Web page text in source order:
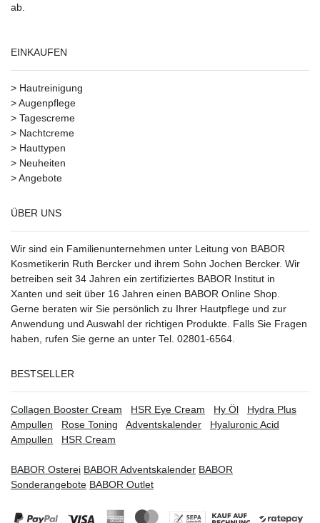
ab.
EINKAUFEN
> Hautreinigung
>Augenpflege
> Tagescreme
> Nachtcreme
> Hauttypen
> Neuheiten
>Angebote
ÜBER UNS
Wir sind ein Familienunternehmen unter Leitung von BABOR
Kosmetikerin Ruth Bercker und ihrem Sohn Jochen Bercker. Wir
betreiben seit 34 Jahren ein zertifiziertes BABOR Institut in
Xanten und seit über 16 Jahren einen BABOR Online Shop.
Gerne beraten wir Sie persönlich zu Ihrer Hautpflege und zur
Anwendung und Auswahl der richtigen Produkte. Falls Sie Fragen
haben, rufen Sie gerne an unter Tel. 02801-6564.
BESTSELLER
Collagen Booster Cream HSR Eye Cream Hy Öl
Hydra Plus
Ampullen
Rose Toning Adventskalender
Hyaluronic Acid
Ampullen
HSR Cream
BABOR Osterei BABOR Adventskalender BABOR
Sonderangebote BABOR Outlet